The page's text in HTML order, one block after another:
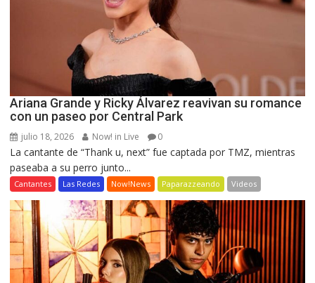
Ariana Grande y Ricky Álvarez reavivan su romance
con un paseo por Central Park
julio 18, 2026 Now! in Live 0
La cantante de “Thank u, next” fue captada por TMZ, mientras
paseaba a su perro junto...
Cantantes Las Redes Now!News Paparazzeando Videos